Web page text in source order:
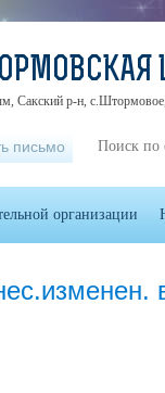
Сакский р-н,
письмо
организации